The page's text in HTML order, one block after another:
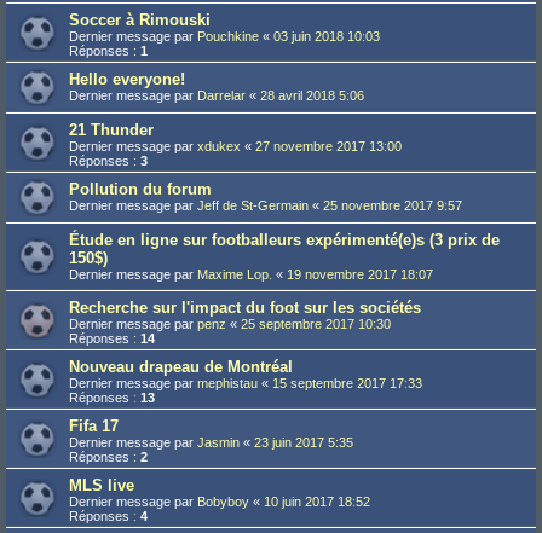
Soccer à Rimouski
Dernier message par Pouchkine « 03 juin 2018 10:03
Réponses : 1
Hello everyone!
Dernier message par Darrelar « 28 avril 2018 5:06
21 Thunder
Dernier message par xdukex « 27 novembre 2017 13:00
Réponses : 3
Pollution du forum
Dernier message par Jeff de St-Germain « 25 novembre 2017 9:57
Étude en ligne sur footballeurs expérimenté(e)s (3 prix de
150$)
Dernier message par Maxime Lop. « 19 novembre 2017 18:07
Recherche sur l'impact du foot sur les sociétés
Dernier message par penz « 25 septembre 2017 10:30
Réponses : 14
Nouveau drapeau de Montréal
Dernier message par mephistau « 15 septembre 2017 17:33
Réponses : 13
Fifa 17
Dernier message par Jasmin « 23 juin 2017 5:35
Réponses : 2
MLS live
Dernier message par Bobyboy « 10 juin 2017 18:52
Réponses : 4